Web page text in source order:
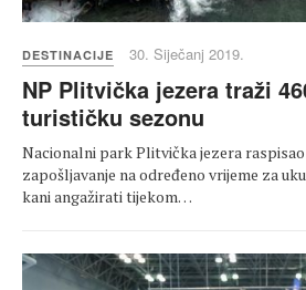
DESTINACIJE 30. Siječanj 2019.
NP Plitvička jezera traži
turističku sezonu
Nacionalni park Plitvička jezera raspisao
zapošljavanje na određeno vrijeme za
kani angažirati tijekom…